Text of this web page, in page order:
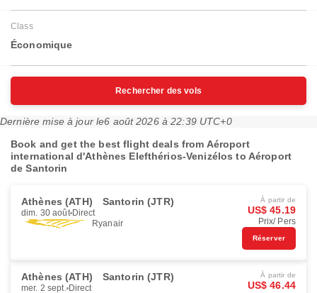
Class
Économique
Rechercher des vols
Dernière mise à jour le6 août 2026 à 22:39 UTC+0
Book and get the best flight deals from Aéroport
international d'Athènes Elefthérios-Venizélos to Aéroport
de Santorin
Athènes (ATH) Santorin (JTR)
dim. 30 août Direct
Ryanair
À partir de
US$ 45.19
Prix/ Pers
Réserver
Athènes (ATH) Santorin (JTR)
mer. 2 sept. Direct
À partir de
US$ 46.44